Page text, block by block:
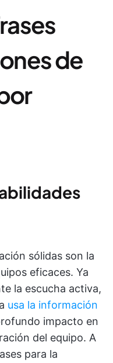
de
sólidas son la
eficaces. Ya
la escucha activa,
usa la información
impacto en
del equipo. A
para la